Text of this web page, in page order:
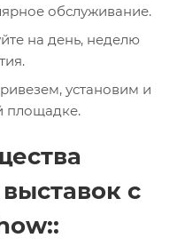
обслуживание.
на день, неделю
установим и
площадке.
с